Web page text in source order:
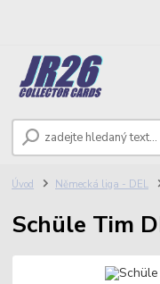
Úvod Německá liga - DEL
Schüle Tim